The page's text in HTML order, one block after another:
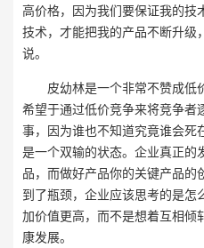
高价格，因为我们要保证我的技
技术，才能把我的产品不断升级
说。
皮幼林是一个非常不赞成低
希望于通过低价竞争来将竞争者
事，因为谁也不知道究竟谁会死
是一个双输的状态。企业真正的
品，而做好产品你的关键产品
到了瓶颈，企业应该思考的是
加价值更高，而不是想着互相倾
康发展。